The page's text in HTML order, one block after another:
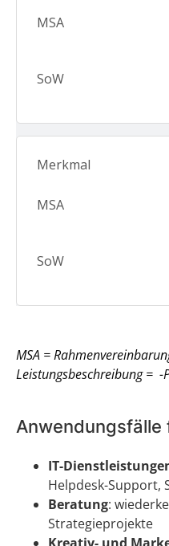
MSA =
Leistungsbeschreibung =
Anwendungsfälle
IT-
Helpdesk-Support,
Beratung:
Strategieprojekte